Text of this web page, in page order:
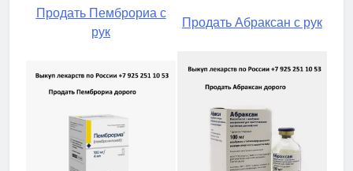
Продать Пемброриа с
рук
Продать Абраксан с рук